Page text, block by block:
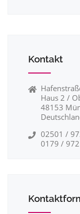
Kontakt
Haus 2 /
48153
02501 /
0179 /